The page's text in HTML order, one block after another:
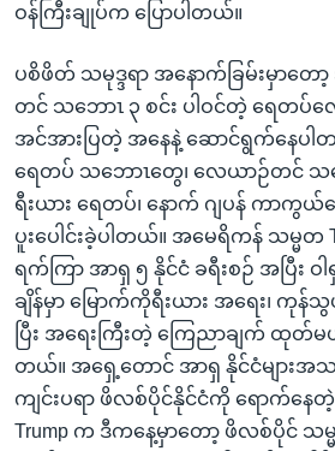
ဝန်ကြီးချုပ်က ပြောပါတယ်။
ပစိဖိတ် သမုဒ္ဒရာ အနောက်ခြမ်းမှာတ
တင် သဘောၤ ၃ စင်း ပါဝင်တဲ့ ရေတပ်
အင်အားပြတဲ့ အနေနဲ့ ဆောင်ရွက်နေပ
ရေတပ် သဘောၤတွေ၊ လေယာဉ်တင်
ရီးယား ရေတပ်၊ နောက် ဂျပန် ကာ
ပူးပေါင်းခဲ့ပါတယ်။ အမေရိကန် သမ္မတ
ရက်ကြာ အာရှ ၅ နိုင်ငံ ခရီးစဉ် အပြီး ဝ
ချိန်မှာ မြောက်ကိုရီးယား အရေး၊
ပြီး အရေးကြီးတဲ့ ကြေညာချက် ထုတ်မ
တယ်။ အရှေ့တောင် အာရှ နိုင်ငံများအသ
ကျင်းပရာ ဖိလစ်ပိုင်နိုင်ငံကို ရောက်န
Trump က ဒီကနေ့မှာတော့ ဖိလစ်ပိုင် သမ္မ